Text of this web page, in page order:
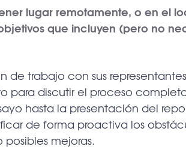
lugar remotamente, o en el
que incluyen (pero no
de trabajo con sus
para discutir el proceso
hasta la presentación del
de forma proactiva los
mejoras.